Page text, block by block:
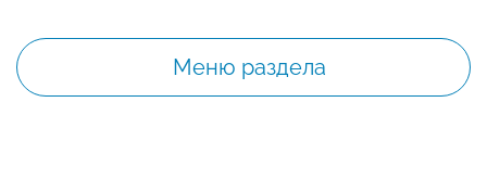
Меню раздела